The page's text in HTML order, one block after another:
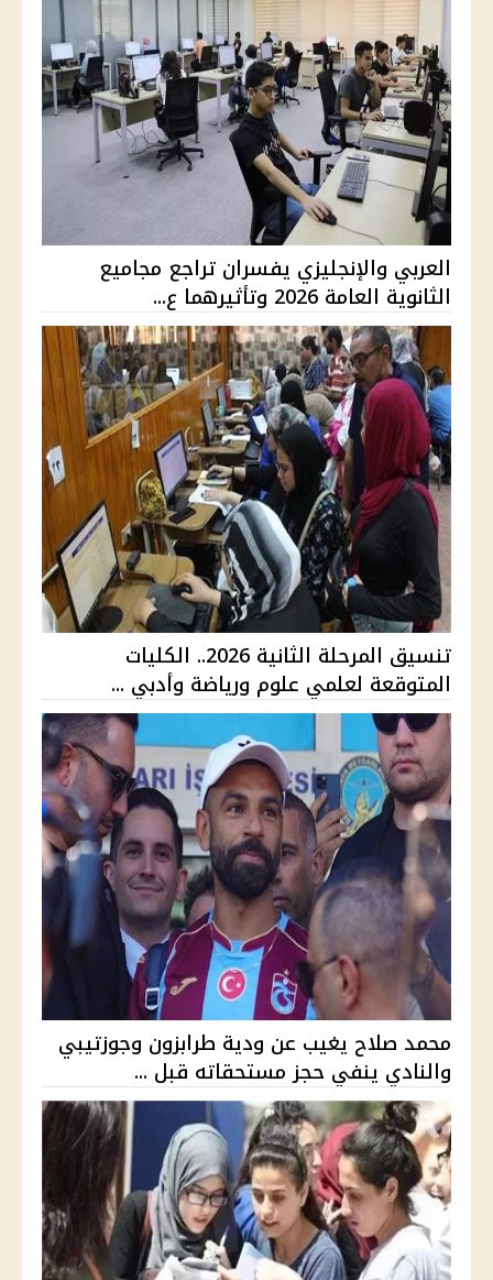
العربي والإنجليزي يفسران تراجع مجاميع
الثانوية العامة 2026 وتأثيرهما ع...
تنسيق المرحلة الثانية 2026.. الكليات
المتوقعة لعلمي علوم ورياضة وأدبي ...
محمد صلاح يغيب عن ودية طرابزون وجوزتيبي
والنادي ينفي حجز مستحقاته قبل ...